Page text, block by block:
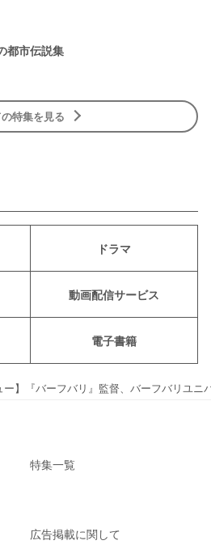
都市伝説集
特集を見る
ドラマ
動画配信サービス
電子書籍
ー】『バーフバリ』監督、バーフバリユニ
特集一覧
広告掲載に関して